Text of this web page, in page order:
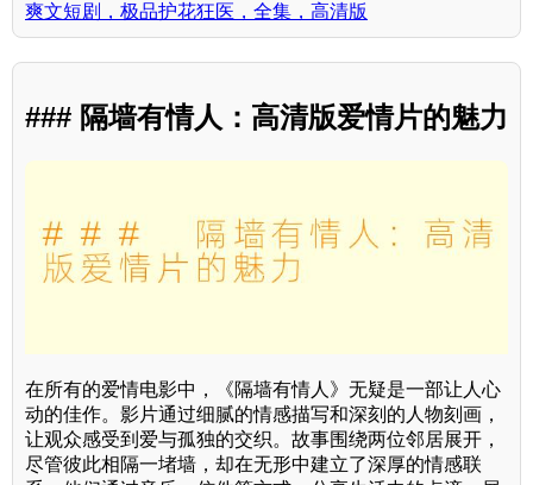
爽文短剧，极品护花狂医，全集，高清版
### 隔墙有情人：高清版爱情片的魅力
在所有的爱情电影中，《隔墙有情人》无疑是一部让人心
动的佳作。影片通过细腻的情感描写和深刻的人物刻画，
让观众感受到爱与孤独的交织。故事围绕两位邻居展开，
尽管彼此相隔一堵墙，却在无形中建立了深厚的情感联